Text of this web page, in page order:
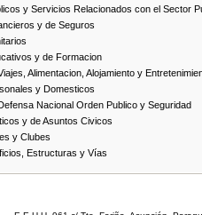
y Servicios Relacionados con el Sector
y de Seguros
y de Formacion
Alimentacion, Alojamiento y
y Domesticos
Nacional Orden Publico y Seguridad
y de Asuntos Civicos
y Clubes
Estructuras y Vías